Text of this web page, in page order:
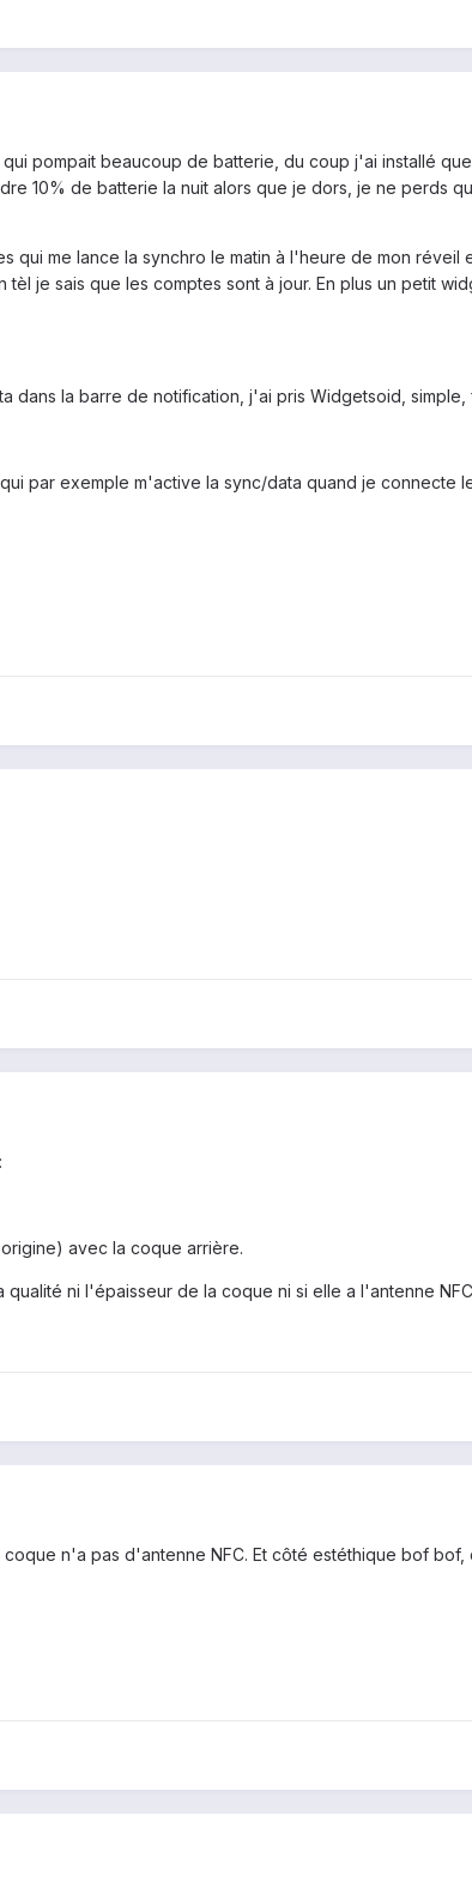
pompait beaucoup de batterie, du coup j'ai installé
10% de batterie la nuit alors que je dors, je ne perds
qui me lance la synchro le matin à l'heure de mon réveil
tèl je sais que les comptes sont à jour. En plus un petit
dans la barre de notification, j'ai pris Widgetsoid, simple,
par exemple m'active la sync/data quand je connecte
avec la coque arrière.
ni l'épaisseur de la coque ni si elle a l'antenne
n'a pas d'antenne NFC. Et côté estéthique bof